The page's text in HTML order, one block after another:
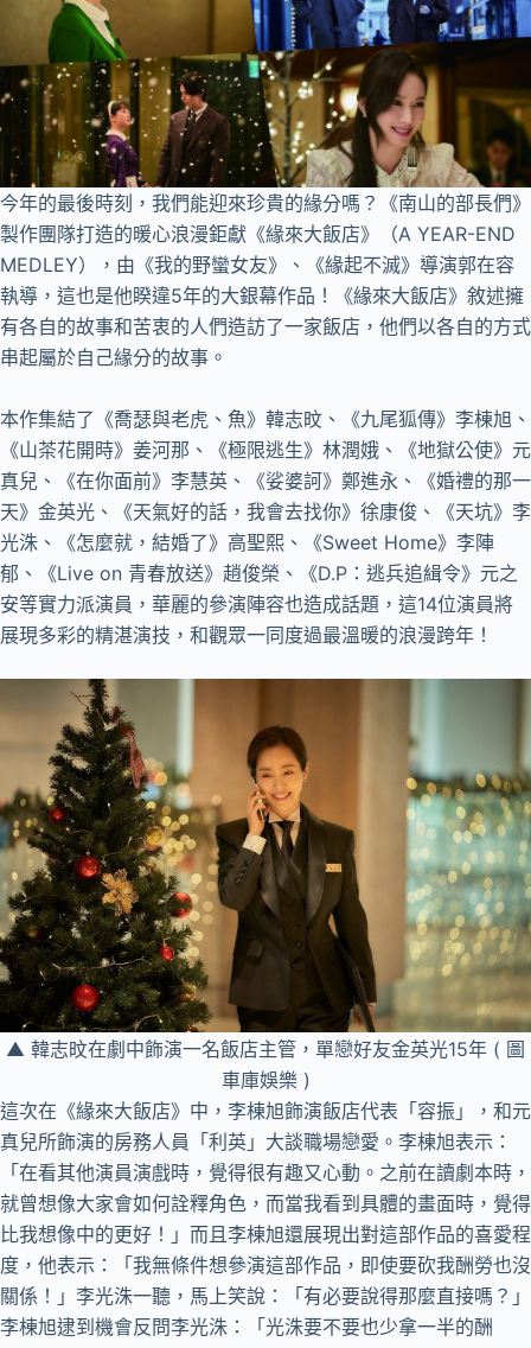
今年的最後時刻，我們能迎來珍貴的緣分嗎？《南山的部長們》
製作團隊打造的暖心浪漫鉅獻《緣來大飯店》（A YEAR-END
MEDLEY），由《我的野蠻女友》、《緣起不滅》導演郭在容
執導，這也是他睽違5年的大銀幕作品！《緣來大飯店》敘述擁
有各自的故事和苦衷的人們造訪了一家飯店，他們以各自的方式
串起屬於自己緣分的故事。
本作集結了《喬瑟與老虎、魚》韓志旼、《九尾狐傳》李棟旭、
《山茶花開時》姜河那、《極限逃生》林潤娥、《地獄公使》元
真兒、《在你面前》李慧英、《娑婆訶》鄭進永、《婚禮的那一
天》金英光、《天氣好的話，我會去找你》徐康俊、《天坑》李
光洙、《怎麼就，結婚了》高聖熙、《Sweet Home》李陣
郁、《Live on 青春放送》趙俊榮、《D.P：逃兵追緝令》元之
安等實力派演員，華麗的參演陣容也造成話題，這14位演員將
展現多彩的精湛演技，和觀眾一同度過最溫暖的浪漫跨年！
▲ 韓志旼在劇中飾演一名飯店主管，單戀好友金英光15年 ( 圖
車庫娛樂 )
這次在《緣來大飯店》中，李棟旭飾演飯店代表「容振」，和元
真兒所飾演的房務人員「利英」大談職場戀愛。李棟旭表示：
「在看其他演員演戲時，覺得很有趣又心動。之前在讀劇本時，
就曾想像大家會如何詮釋角色，而當我看到具體的畫面時，覺得
比我想像中的更好！」而且李棟旭還展現出對這部作品的喜愛程
度，他表示：「我無條件想參演這部作品，即使要砍我酬勞也沒
關係！」李光洙一聽，馬上笑說：「有必要說得那麼直接嗎？」
李棟旭逮到機會反問李光洙：「光洙要不要也少拿一半的酬